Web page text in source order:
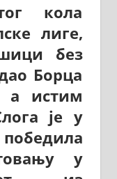
кола
лиге,
без
Борца
а истим
је у
у